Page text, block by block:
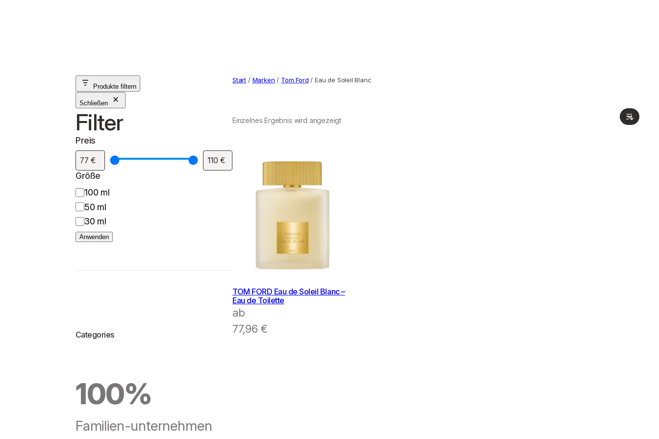
Start / Marken / Tom Ford / Eau de Soleil Blanc
Einzelnes Ergebnis wird angezeigt
TOM FORD Eau de Soleil Blanc –
Eau de Toilette
ab
77,96 €
Produkte filtern
Schließen
Filter
Preis
Größe
G
r
ö
ß
e
100 ml
50 ml
30 ml
Anwenden
Categories
100%
Familien-unternehmen